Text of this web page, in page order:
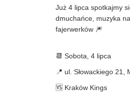
Już 4 lipca spotkajmy
dmuchańce, muzyka
fajerwerków 🎆
📆 Sobota, 4 lipca
📍 ul. Słowackiego 21,
🆚 Kraków Kings